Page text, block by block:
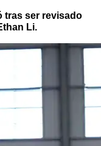
tras ser revisado
Li.